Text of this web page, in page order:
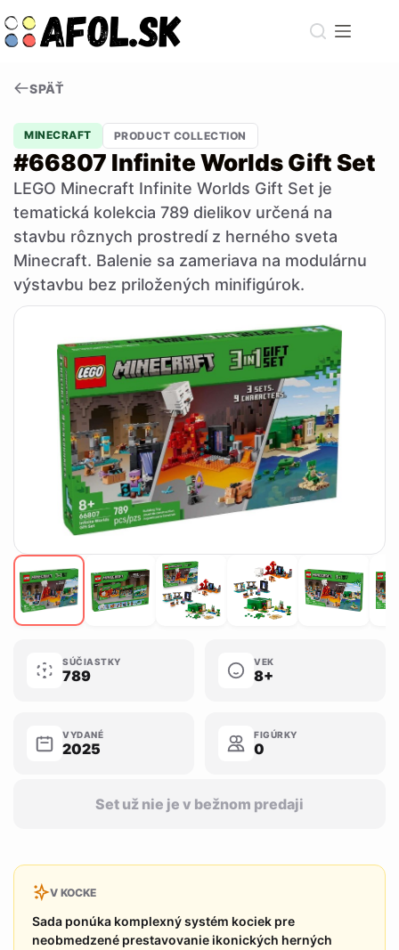
to
content
SPÄŤ
MINECRAFT PRODUCT COLLECTION
#66807 Infinite Worlds Gift Set
LEGO Minecraft Infinite Worlds Gift Set je
tematická kolekcia 789 dielikov určená na
stavbu rôznych prostredí z herného sveta
Minecraft. Balenie sa zameriava na modulárnu
výstavbu bez priložených minifigúrok.
SÚČIASTKY
789
VEK
8+
VYDANÉ
2025
FIGÚRKY
0
Set už nie je v bežnom predaji
V KOCKE
Sada ponúka komplexný systém kociek pre
neobmedzené prestavovanie ikonických herných